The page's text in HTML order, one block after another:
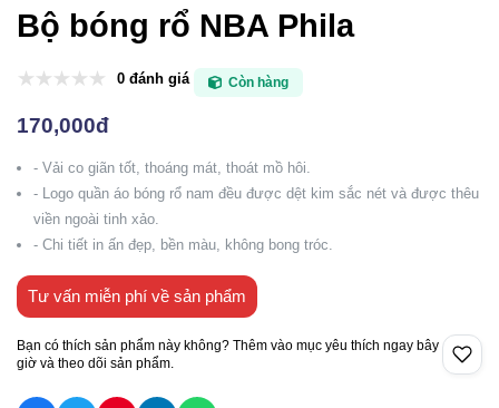
Bộ bóng rổ NBA Phila
0 đánh giá Còn hàng
170,000đ
- Vải co giãn tốt, thoáng mát, thoát mồ hôi.
- Logo quần áo bóng rổ nam đều được dệt kim sắc nét và được thêu
viền ngoài tinh xảo.
- Chi tiết in ấn đẹp, bền màu, không bong tróc.
Tư vấn miễn phí về sản phẩm
Bạn có thích sản phẩm này không? Thêm vào mục yêu thích ngay bây
giờ và theo dõi sản phẩm.